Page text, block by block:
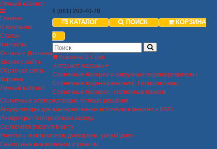
Личный кабинет
Главная
О компании
Статьи
Контакты
Оплата и Доставка
Звонок с сайта
Обратная связь
Корзина
Личный кабинет
8 (861) 203-40-78
КАТАЛОГ ПОИСК
КОРЗИНА
0
Корзина: 0 0 руб
Интернет-магазин
Солнечные батареи и вакуумные водонагреватели
Солнечные водонагреватели , Гелиосистемы
Солнечные батареи - солнечные панели
Солнечные электростанции готовые решения
Аккумуляторы для альтернативных источников энергии и ИБП
Инверторы / контроллеры заряда
Солнечная энергия в быту
Розетки и выключатели, домофоны, умный дом
Сенсорные выключатели и розетки